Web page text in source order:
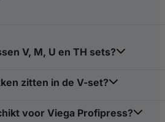
V, M, U en TH sets?
zitten in de V-set?
voor Viega Profipress?